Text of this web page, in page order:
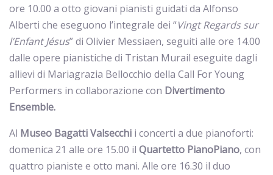
ore 10.00 a otto giovani pianisti guidati da Alfonso
Alberti che eseguono l’integrale dei “Vingt Regards sur
l’Enfant Jésus” di Olivier Messiaen, seguiti alle ore 14.00
dalle opere pianistiche di Tristan Murail eseguite dagli
allievi di Mariagrazia Bellocchio della Call For Young
Performers in collaborazione con Divertimento
Ensemble.
Al Museo BagattiValsecchi i concerti a due pianoforti:
domenica 21 alle ore 15.00 il Quartetto PianoPiano, con
quattro pianiste e otto mani. Alle ore 16.30 il duo